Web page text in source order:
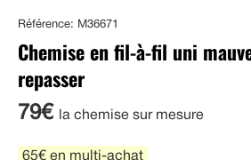
Référence: M36671
Chemise en fil-à-fil uni
repasser
79€ la chemise sur mesure
65€ en multi-achat